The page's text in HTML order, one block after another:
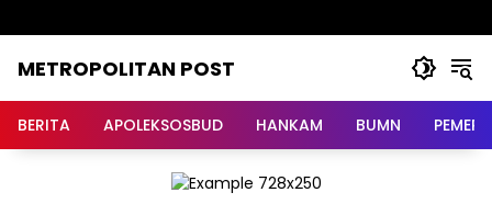
METROPOLITAN POST
BERITA APOLEKSOSBUD HANKAM BUMN